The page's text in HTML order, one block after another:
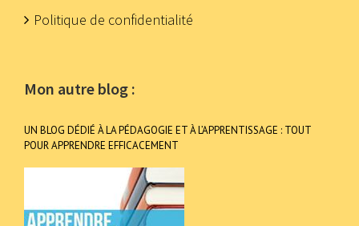
Politique de confidentialité
Mon autre blog :
UN BLOG DÉDIÉ À LA PÉDAGOGIE ET À L’APPRENTISSAGE : TOUT
POUR APPRENDRE EFFICACEMENT